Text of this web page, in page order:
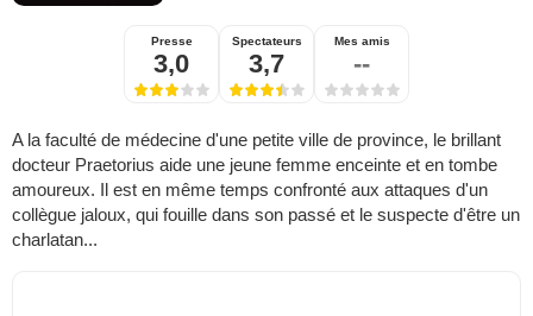
Presse
3,0
Spectateurs
3,7
Mes amis
--
A la faculté de médecine d'une petite ville de province, le brillant
docteur Praetorius aide une jeune femme enceinte et en tombe
amoureux. Il est en même temps confronté aux attaques d'un
collègue jaloux, qui fouille dans son passé et le suspecte d'être un
charlatan...